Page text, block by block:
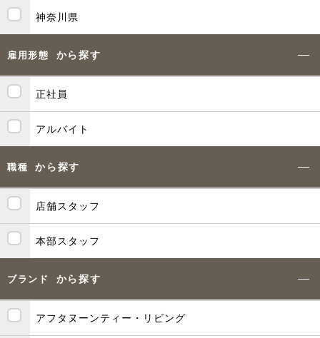
神奈川県
雇用形態 から探す
正社員
アルバイト
職種 から探す
店舗スタッフ
本部スタッフ
ブランド から探す
アフタヌーンティー・リビング